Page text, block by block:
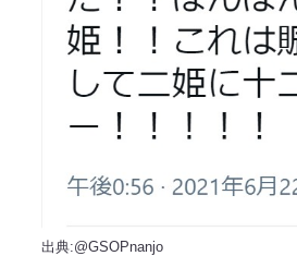
出典:@GSOPnanjo